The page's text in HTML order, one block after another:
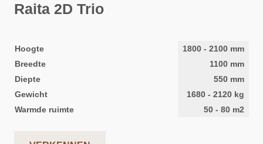
Raita 2D Trio
Hoogte 1800 - 2100 mm
Breedte
1100 mm
Diepte
550 mm
Gewicht
1680 - 2120 kg
Warmde ruimte
50 - 80 m2